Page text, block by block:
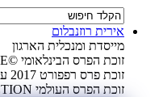
אירית רוזנבלום
מייסדת ומנכלית הארגון
זוכת הפרס הבינלאומי ©STEVIE לנשים פורצות דרך 2019
זוכת פרס רפפורט 2017 על עשייה נשית פורצת דרך
זוכת הפרס העולמי INNOVACTION לחדשנות ויצירתיות משפטית 2009